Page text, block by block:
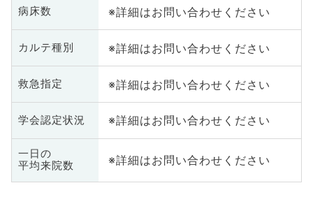
病床数 ※詳細はお問い合わせください
カルテ種別 ※詳細はお問い合わせください
救急指定 ※詳細はお問い合わせください
学会認定状況 ※詳細はお問い合わせください
一日の
平均来院数
※詳細はお問い合わせください